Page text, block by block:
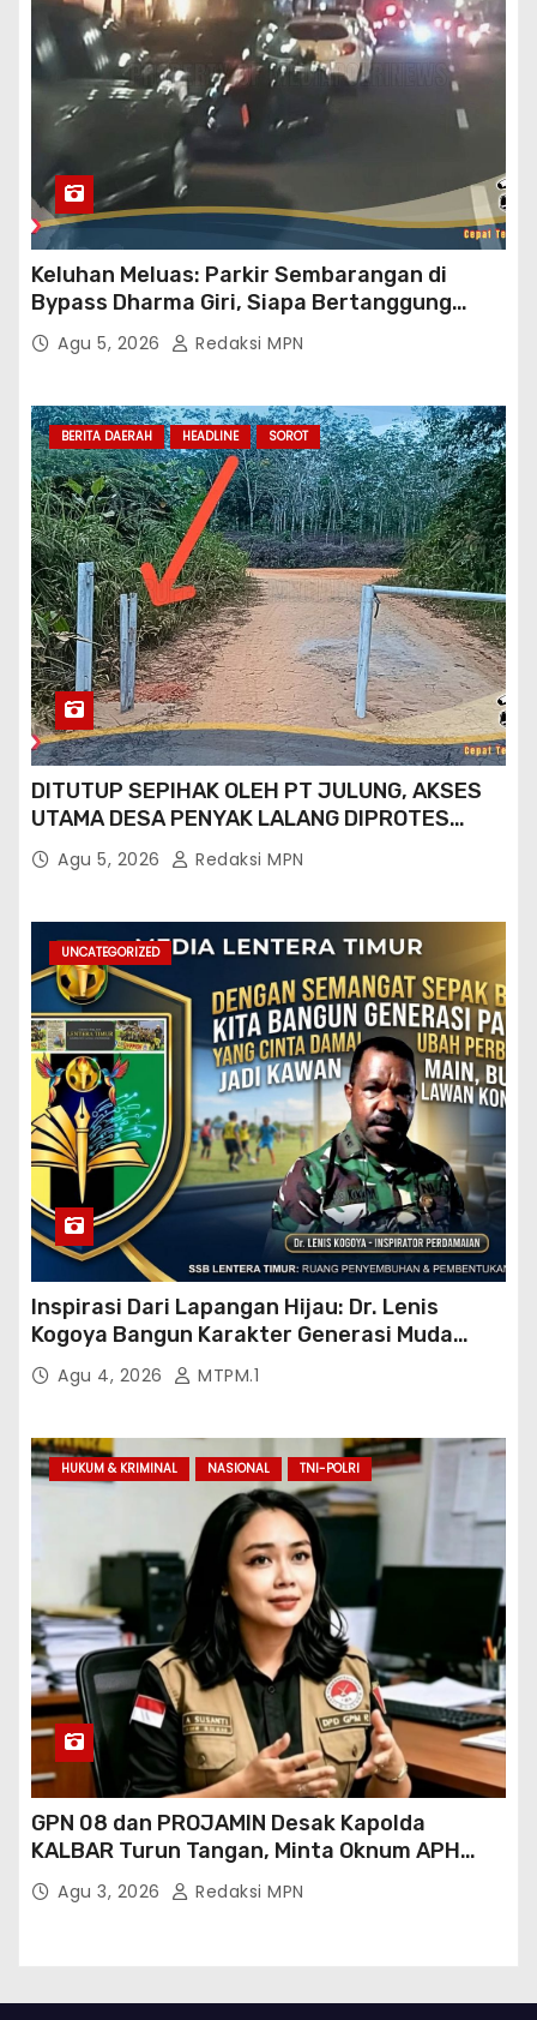
Keluhan Meluas: Parkir Sembarangan di
Bypass Dharma Giri, Siapa Bertanggung
Jawab?
Agu 5, 2026 Redaksi MPN
BERITA DAERAH HEADLINE SOROT
DITUTUP SEPIHAK OLEH PT JULUNG, AKSES
UTAMA DESA PENYAK LALANG DIPROTES
KADES DAN GPN 08
Agu 5, 2026 Redaksi MPN
UNCATEGORIZED
Inspirasi Dari Lapangan Hijau: Dr. Lenis
Kogoya Bangun Karakter Generasi Muda
PapuaAgu 4, 2026 MTPM.1
HUKUM & KRIMINAL NASIONAL TNI-POLRI
GPN 08 dan PROJAMIN Desak Kapolda
KALBAR Turun Tangan, Minta Oknum APH
Binaan SAWMILL Ilegal Sintang Ditindak
Agu 3, 2026 Redaksi MPN